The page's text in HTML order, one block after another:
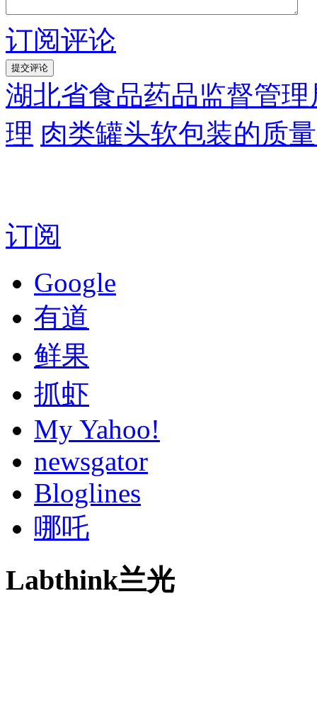
订阅评论
湖北省食品药品监督管
理 肉类罐头软包装的质
订阅
Google
有道
鲜果
抓虾
My Yahoo!
newsgator
Bloglines
哪吒
Labthink兰光